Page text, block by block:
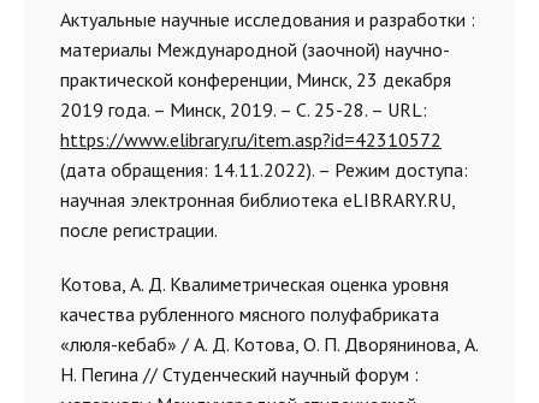
Актуальные научные исследования и разработки :
материалы Международной (заочной) научно-
практической конференции, Минск, 23 декабря
2019 года. – Минск, 2019. – С. 25-28. – URL:
https://www.elibrary.ru/item.asp?id=42310572
(дата обращения: 14.11.2022). – Режим доступа:
научная электронная библиотека eLIBRARY.RU,
после регистрации.
Котова, А. Д. Квалиметрическая оценка уровня
качества рубленного мясного полуфабриката
«люля-кебаб» / А. Д. Котова, О. П. Дворянинова, А.
Н. Пегина // Студенческий научный форум :